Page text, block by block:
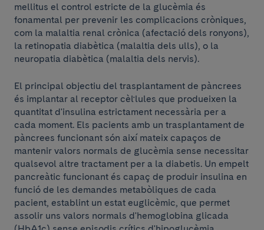
mellitus el control estricte de la glucèmia és
fonamental per prevenir les complicacions cròniques,
com la malaltia renal crònica (afectació dels ronyons),
la retinopatia diabètica (malaltia dels ulls), o la
neuropatia diabètica (malaltia dels nervis).
El principal objectiu del trasplantament de pàncrees
és implantar al receptor cèl·lules que produeixen la
quantitat d'insulina estrictament necessària per a
cada moment. Els pacients amb un trasplantament de
pàncrees funcionant són així mateix capaços de
mantenir valors normals de glucèmia sense necessitar
qualsevol altre tractament per a la diabetis. Un empelt
pancreàtic funcionant és capaç de produir insulina en
funció de les demandes metabòliques de cada
pacient, establint un estat euglicèmic, que permet
assolir uns valors normals d'hemoglobina glicada